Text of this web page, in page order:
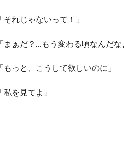
「それじゃないって！」
「まぁだ？…もう変わる頃なんだな
「もっと、こうして欲しいのに」
「私を見てよ」